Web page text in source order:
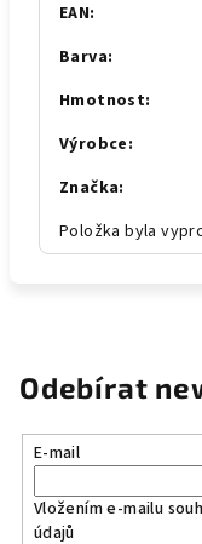
EAN:
Barva:
Hmotnost:
Výrobce:
Značka:
Položka byla
Odebírat
E-mail
Vložením e-mailu
údajů